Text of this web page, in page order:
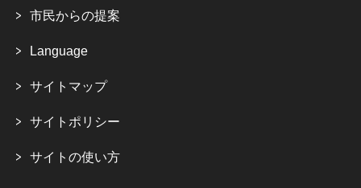
市民からの提案
Language
サイトマップ
サイトポリシー
サイトの使い方